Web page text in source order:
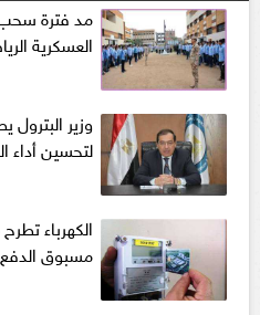
مد فترة
العسكرية
وزير
لتحسين أداء
مسبوق الدفع